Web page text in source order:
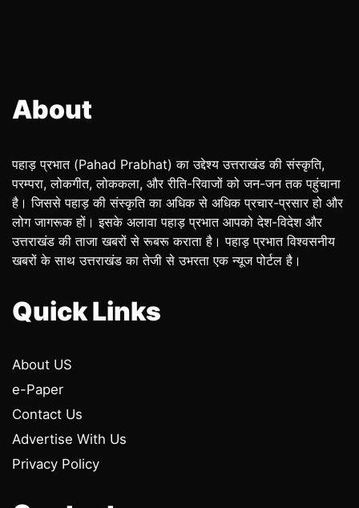
About
पहाड़ प्रभात (Pahad Prabhat) का उद्देश्य उत्तराखंड की संस्कृति,
परम्परा, लोकगीत, लोककला, और रीति-रिवाजों को जन-जन तक पहुंचाना
है। जिससे पहाड़ की संस्कृति का अधिक से अधिक प्रचार-प्रसार हो और
लोग जागरूक हों। इसके अलावा पहाड़ प्रभात आपको देश-विदेश और
उत्तराखंड की ताजा खबरों से रूबरू कराता है। पहाड़ प्रभात विश्वसनीय
खबरों के साथ उत्तराखंड का तेजी से उभरता एक न्यूज पोर्टल है।
Quick Links
About US
e-Paper
Contact Us
Advertise With Us
Privacy Policy